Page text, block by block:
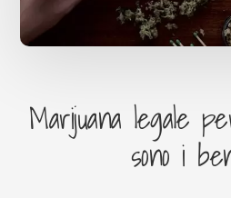
Marijuana legale
sono i